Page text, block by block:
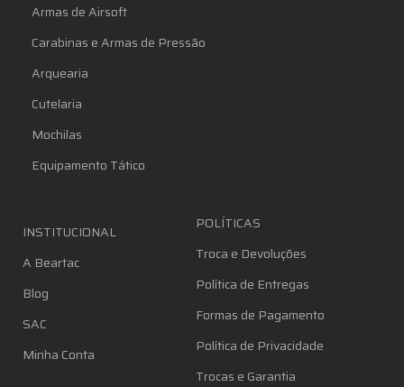
Armas de Airsoft
Carabinas e Armas de Pressão
Arquearia
Cutelaria
Mochilas
Equipamento Tático
INSTITUCIONAL
A Beartac
Blog
SAC
Minha Conta
POLÍTICAS
Troca e Devoluções
Política de Entregas
Formas de Pagamento
Política de Privacidade
Trocas e Garantia